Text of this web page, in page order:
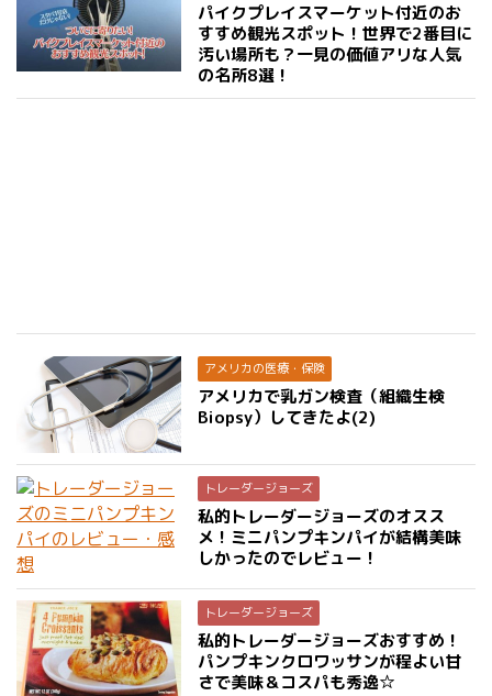
パイクプレイスマーケット付近のお
すすめ観光スポット！世界で2番目に
汚い場所も？一見の価値アリな人気
の名所8選！
アメリカの医療・保険
アメリカで乳ガン検査（組織生検
Biopsy）してきたよ(2)
トレーダージョーズ
私的トレーダージョーズのオスス
メ！ミニパンプキンパイが結構美味
しかったのでレビュー！
トレーダージョーズ
私的トレーダージョーズおすすめ！
パンプキンクロワッサンが程よい甘
さで美味＆コスパも秀逸☆